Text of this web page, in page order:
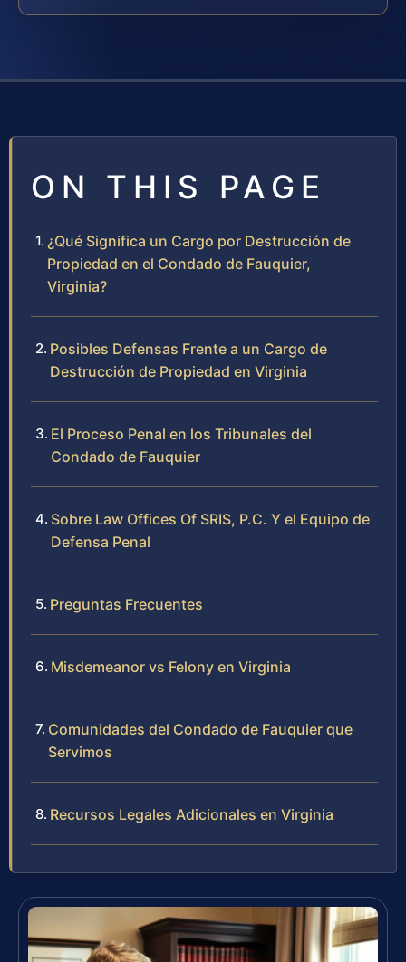
ON THIS PAGE
¿Qué Significa un Cargo por Destrucción de
Propiedad en el Condado de Fauquier,
Virginia?
Posibles Defensas Frente a un Cargo de
Destrucción de Propiedad en Virginia
El Proceso Penal en los Tribunales del
Condado de Fauquier
Sobre Law Offices Of SRIS, P.C. Y el Equipo de
Defensa Penal
Preguntas Frecuentes
Misdemeanor vs Felony en Virginia
Comunidades del Condado de Fauquier que
Servimos
Recursos Legales Adicionales en Virginia